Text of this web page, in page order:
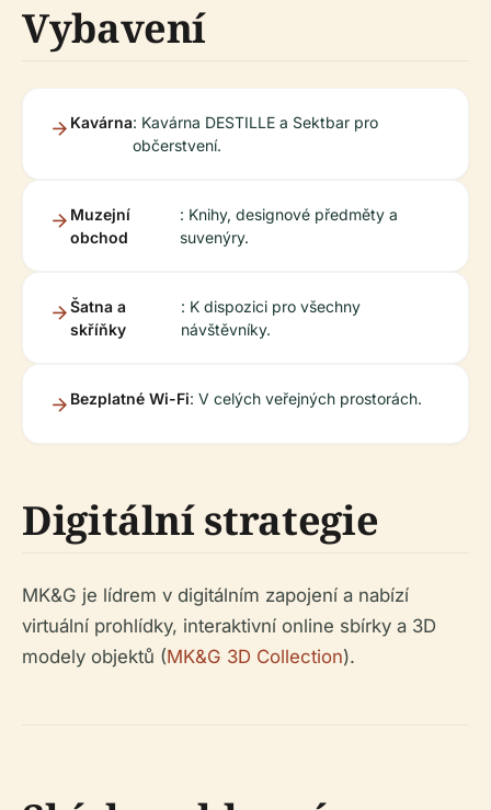
Vybavení
Kavárna: Kavárna DESTILLE a Sektbar pro
občerstvení.
Muzejní
obchod
: Knihy, designové předměty a
suvenýry.
Šatna a
skříňky
: K dispozici pro všechny
návštěvníky.
Bezplatné Wi-Fi: V celých veřejných prostorách.
Digitální strategie
MK&G je lídrem v digitálním zapojení a nabízí
virtuální prohlídky, interaktivní online sbírky a 3D
modely objektů (MK&G 3D Collection).